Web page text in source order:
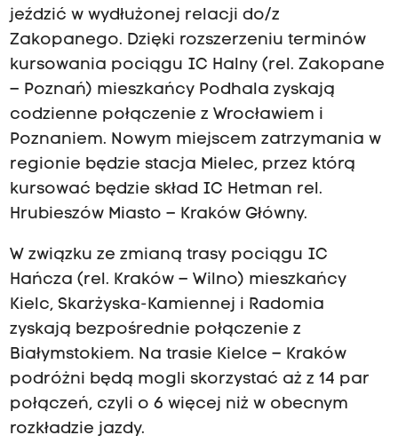
jeździć w wydłużonej relacji do/z
Zakopanego. Dzięki rozszerzeniu terminów
kursowania pociągu IC Halny (rel. Zakopane
– Poznań) mieszkańcy Podhala zyskają
codzienne połączenie z Wrocławiem i
Poznaniem. Nowym miejscem zatrzymania w
regionie będzie stacja Mielec, przez którą
kursować będzie skład IC Hetman rel.
Hrubieszów Miasto – Kraków Główny.
W związku ze zmianą trasy pociągu IC
Hańcza (rel. Kraków – Wilno) mieszkańcy
Kielc, Skarżyska-Kamiennej i Radomia
zyskają bezpośrednie połączenie z
Białymstokiem. Na trasie Kielce – Kraków
podróżni będą mogli skorzystać aż z 14 par
połączeń, czyli o 6 więcej niż w obecnym
rozkładzie jazdy.